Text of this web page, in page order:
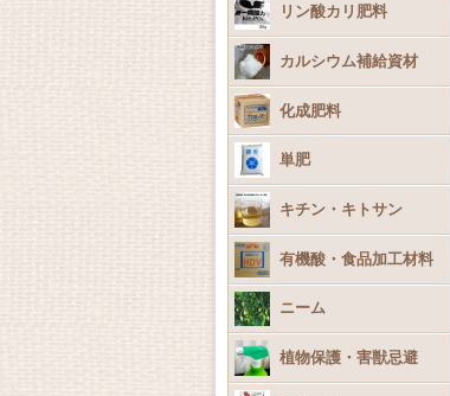
リン酸カリ肥料
カルシウム補給資材
化成肥料
単肥
キチン・キトサン
有機酸・食品加工材料
ニーム
植物保護・害獣忌避